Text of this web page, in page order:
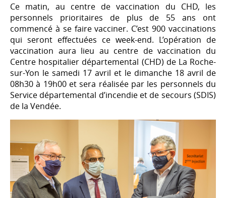
Ce matin, au centre de vaccination du CHD, les
personnels prioritaires de plus de 55 ans ont
commencé à se faire vacciner. C’est 900 vaccinations
qui seront effectuées ce week-end. L’opération de
vaccination aura lieu au centre de vaccination du
Centre hospitalier départemental (CHD) de La Roche-
sur-Yon le samedi 17 avril et le dimanche 18 avril de
08h30 à 19h00 et sera réalisée par les personnels du
Service départemental d’incendie et de secours (SDIS)
de la Vendée.